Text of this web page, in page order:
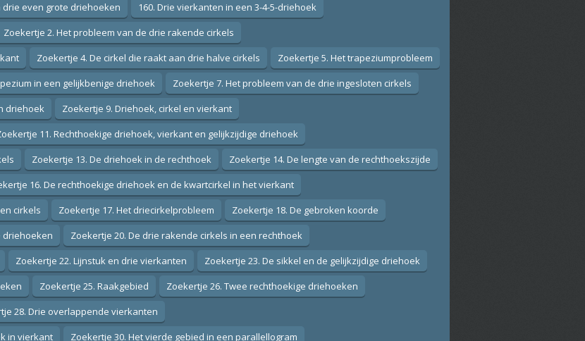
drie even grote driehoeken
160. Drie vierkanten in een 3-4-5-driehoek
Zoekertje 2. Het probleem van de drie rakende cirkels
Zoekertje 4. De cirkel die raakt aan drie halve cirkels
Zoekertje 5. Het trapeziumprobleem
in een gelijkbenige driehoek
Zoekertje 7. Het probleem van de drie ingesloten cirkels
driehoek
Zoekertje 9. Driehoek, cirkel en vierkant
11. Rechthoekige driehoek, vierkant en gelijkzijdige driehoek
Zoekertje 13. De driehoek in de rechthoek
Zoekertje 14. De lengte van de rechthoekszijde
16. De rechthoekige driehoek en de kwartcirkel in het vierkant
cirkels
Zoekertje 17. Het driecirkelprobleem
Zoekertje 18. De gebroken koorde
driehoeken
Zoekertje 20. De drie rakende cirkels in een rechthoek
Zoekertje 22. Lijnstuk en drie vierkanten
Zoekertje 23. De sikkel en de gelijkzijdige driehoek
Zoekertje 25. Raakgebied
Zoekertje 26. Twee rechthoekige driehoeken
28. Drie overlappende vierkanten
in vierkant
Zoekertje 30. Het vierde gebied in een parallellogram